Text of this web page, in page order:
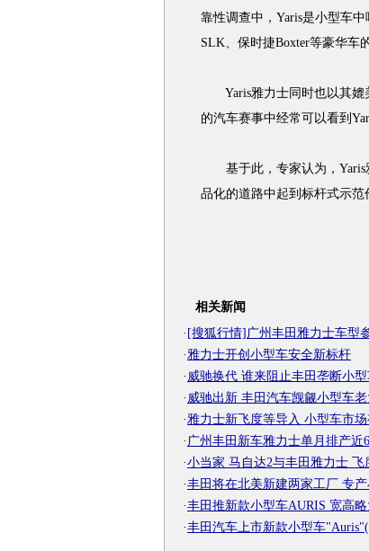
靠性调查中，Yaris是小型车
SLK、保时捷Boxter等豪华车
Yaris雅力士同时也以其媲
的汽车赛事中经常可以看到
基于此，专家认为，Yaris
品化的道路中起到标杆式示范
相关新闻
· [搜狐行情]广州丰田雅力士车型
·雅力士开创小型车安全新标杆
· 威驰换代 谁来阻止丰田垄断小
· 威驰出新 丰田汽车觊觎小型车
·雅力士新飞度等导入 小型车市
· 广州丰田新车雅力士单月排产近
·小当家 马自达2与丰田雅力士 飞
·丰田将在北美新建两家工厂 专
·丰田推新款小型车AURIS 宽高
·丰田汽车上市新款小型车